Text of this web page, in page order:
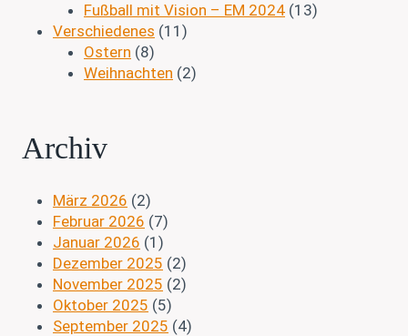
Fußball mit Vision – EM 2024 (13)
Verschiedenes (11)
Ostern (8)
Weihnachten (2)
Archiv
März 2026 (2)
Februar 2026 (7)
Januar 2026 (1)
Dezember 2025 (2)
November 2025 (2)
Oktober 2025 (5)
September 2025 (4)